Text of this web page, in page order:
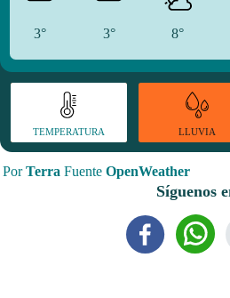
3° 3° 8°
TEMPERATURA LLUVIA
PorTerra Fuente OpenWeather
Síguenos